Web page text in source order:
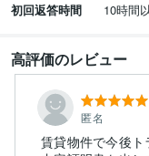
初回返答時間
10時間
高評価のレビュー
匿名
賃貸物件で今後ト